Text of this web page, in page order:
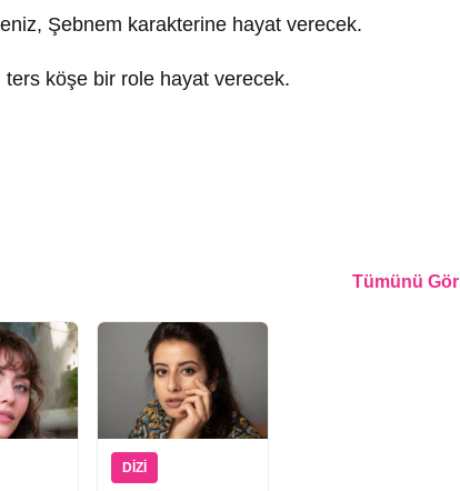
Şebnem karakterine hayat verecek.
ters köşe bir role hayat verecek.
Tümünü Gör
DIZI